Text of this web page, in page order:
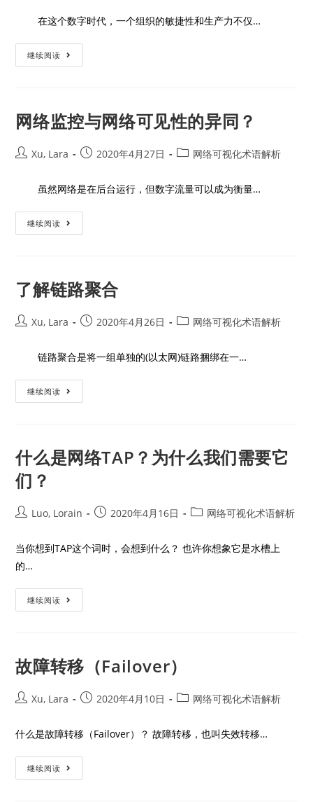
在这个数字时代，一个组织的敏捷性和生产力不仅…
继续阅读
网络监控与网络可见性的异同？
Xu, Lara 2020年4月27日 网络可视化术语解析
虽然网络是在后台运行，但数字流量可以成为衡量…
继续阅读
了解链路聚合
Xu, Lara 2020年4月26日 网络可视化术语解析
链路聚合是将一组单独的(以太网)链路捆绑在一…
继续阅读
什么是网络TAP？为什么我们需要它
们？
Luo, Lorain 2020年4月16日 网络可视化术语解析
当你想到TAP这个词时，会想到什么？ 也许你想象它是水槽上
的…
继续阅读
故障转移（Failover）
Xu, Lara 2020年4月10日 网络可视化术语解析
什么是故障转移（Failover）？ 故障转移，也叫失效转移…
继续阅读